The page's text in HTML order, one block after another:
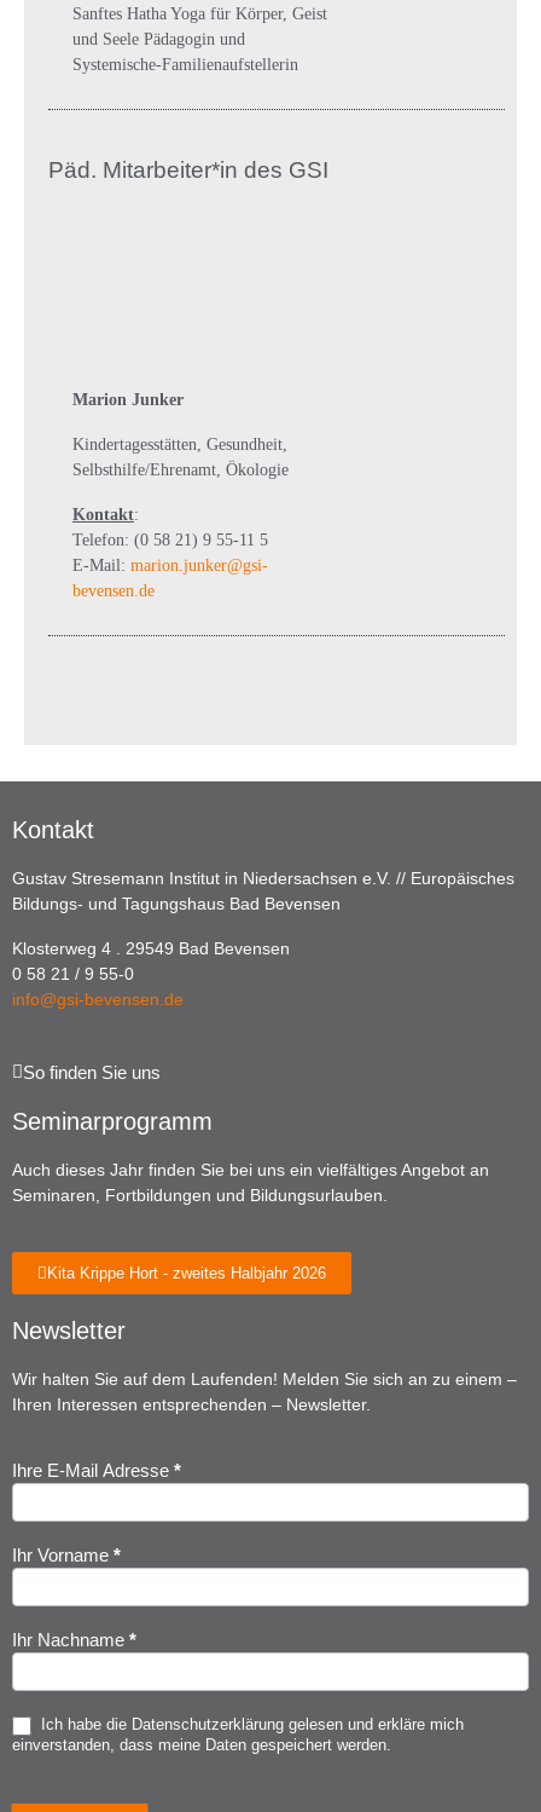
Sanftes Hatha Yoga für Körper, Geist
und Seele Pädagogin und
Systemische-Familienaufstellerin
Päd. Mitarbeiter*in des GSI
Marion Junker
Kindertagesstätten, Gesundheit,
Selbsthilfe/Ehrenamt, Ökologie
Kontakt:
Telefon: (0 58 21) 9 55-11 5
E-Mail: marion.junker@gsi-
bevensen.de
Kontakt
Gustav Stresemann Institut in Niedersachsen e.V. // Europäisches
Bildungs- und Tagungshaus Bad Bevensen
Klosterweg 4 . 29549 Bad Bevensen
0 58 21 / 9 55-0
info@gsi-bevensen.de
So finden Sie uns
Seminarprogramm
Auch dieses Jahr finden Sie bei uns ein vielfältiges Angebot an
Seminaren, Fortbildungen und Bildungsurlauben.
Kita Krippe Hort - zweites Halbjahr 2026
Newsletter
Wir halten Sie auf dem Laufenden! Melden Sie sich an zu einem –
Ihren Interessen entsprechenden – Newsletter.
Newsletter
Anmeldung
Ihre E-Mail Adresse *
Ihr Vorname *
Ihr Nachname *
Ich habe die Datenschutzerklärung gelesen und erkläre mich
einverstanden, dass meine Daten gespeichert werden.